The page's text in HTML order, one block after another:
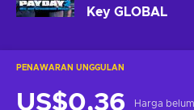
Key GLOBAL
PENAWARAN UNGGULAN
US$0,36 Harga